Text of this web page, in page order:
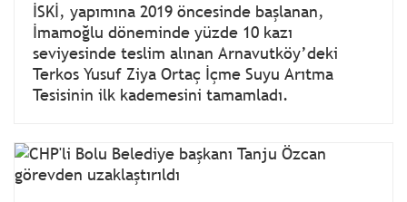
İSKİ, yapımına 2019 öncesinde başlanan,
İmamoğlu döneminde yüzde 10 kazı
seviyesinde teslim alınan Arnavutköy’deki
Terkos Yusuf Ziya Ortaç İçme Suyu Arıtma
Tesisinin ilk kademesini tamamladı.